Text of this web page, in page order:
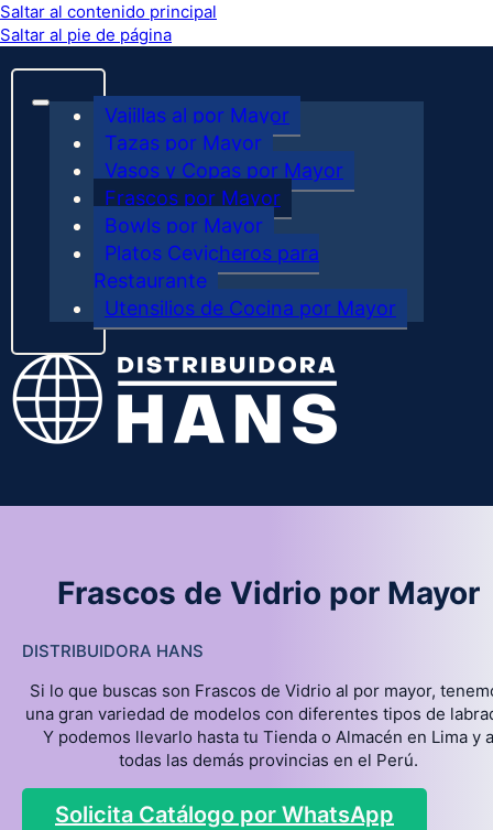
Saltar al contenido principal
Saltar al pie de página
Vajillas al por Mayor
Tazas por Mayor
Vasos y Copas por Mayor
Frascos por Mayor
Bowls por Mayor
Platos Cevicheros para
Restaurante
Utensilios de Cocina por Mayor
Frascos de Vidrio por Mayor
DISTRIBUIDORA HANS
Si lo que buscas son Frascos de Vidrio al por mayor,
una gran variedad de modelos con diferentes tipos de
Y podemos llevarlo hasta tu Tienda o Almacén en Lima y a
todas las demás provincias en el Perú.
Solicita Catálogo por WhatsApp